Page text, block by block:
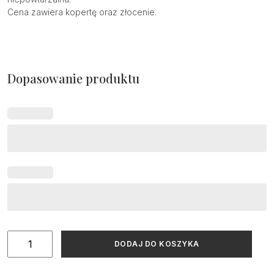
Cena zawiera kopertę oraz złocenie.
Dopasowanie produktu
DODAJ DO KOSZYKA